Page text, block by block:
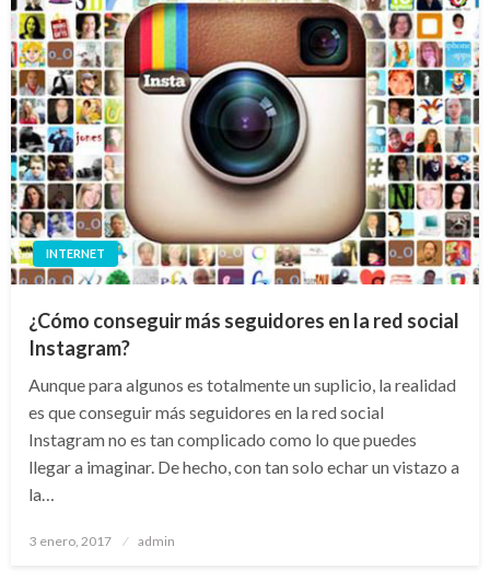
INTERNET
¿Cómo conseguir más seguidores en la red social
Instagram?
Aunque para algunos es totalmente un suplicio, la realidad
es que conseguir más seguidores en la red social
Instagram no es tan complicado como lo que puedes
llegar a imaginar. De hecho, con tan solo echar un vistazo a
la…
Publicado
3 enero, 2017 admin